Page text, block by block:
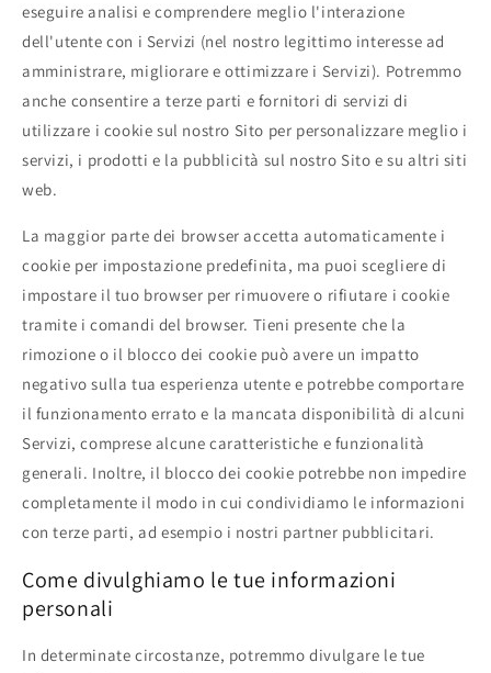
eseguire analisi e comprendere meglio l'interazione
dell'utente con i Servizi (nel nostro legittimo interesse ad
amministrare, migliorare e ottimizzare i Servizi). Potremmo
anche consentire a terze parti e fornitori di servizi di
utilizzare i cookie sul nostro Sito per personalizzare meglio i
servizi, i prodotti e la pubblicità sul nostro Sito e su altri siti
web.
La maggior parte dei browser accetta automaticamente i
cookie per impostazione predefinita, ma puoi scegliere di
impostare il tuo browser per rimuovere o rifiutare i cookie
tramite i comandi del browser. Tieni presente che la
rimozione o il blocco dei cookie può avere un impatto
negativo sulla tua esperienza utente e potrebbe comportare
il funzionamento errato e la mancata disponibilità di alcuni
Servizi, comprese alcune caratteristiche e funzionalità
generali. Inoltre, il blocco dei cookie potrebbe non impedire
completamente il modo in cui condividiamo le informazioni
con terze parti, ad esempio i nostri partner pubblicitari.
Come divulghiamo le tue informazioni
personali
In determinate circostanze, potremmo divulgare le tue